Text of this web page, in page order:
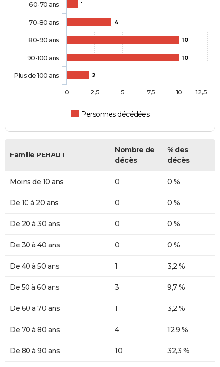
1
4
10
10
2
Personnes décédées
60-70 ans
70-80 ans
80-90 ans
90-100 ans
Plus de 100 ans
0 10
2,5 5 7,5 12,5
Famille PEHAUT
Nombre de
décès
% des
décès
Moins de 10 ans 0 0 %
De 10 à 20 ans 0 0 %
De 20 à 30 ans 0 0 %
De 30 à 40 ans 0 0 %
De 40 à 50 ans 1 3,2 %
De 50 à 60 ans 3 9,7 %
De 60 à 70 ans 1 3,2 %
De 70 à 80 ans 4 12,9 %
De 80 à 90 ans 10 32,3 %